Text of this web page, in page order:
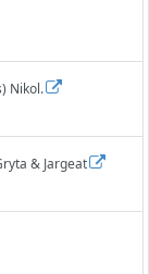
Nikol.
& Jargeat